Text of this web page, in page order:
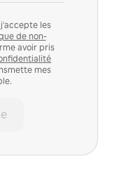
les
de non-
avoir pris
mes